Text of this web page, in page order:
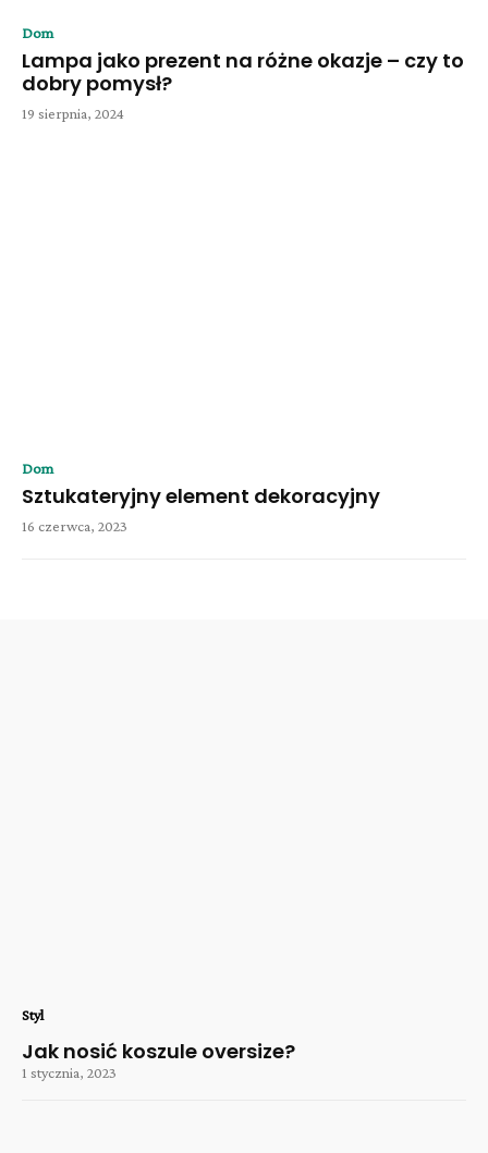
Dom
Lampa jako prezent na różne okazje – czy to
dobry pomysł?
19 sierpnia, 2024
Dom
Sztukateryjny element dekoracyjny
16 czerwca, 2023
Styl
Jak nosić koszule oversize?
1 stycznia, 2023